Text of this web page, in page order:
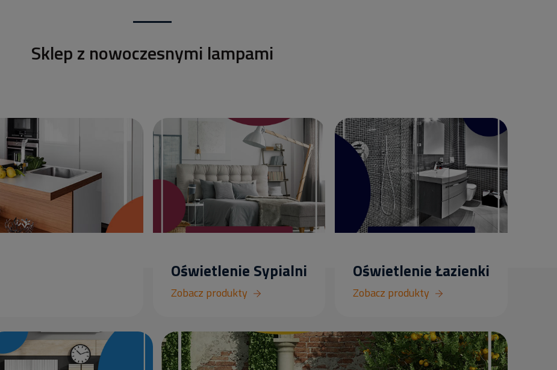
Sklep z nowoczesnymi lampami
Oświetlenie Sypialni
Zobacz produkty
Oświetlenie Łazienki
Zobacz produkty